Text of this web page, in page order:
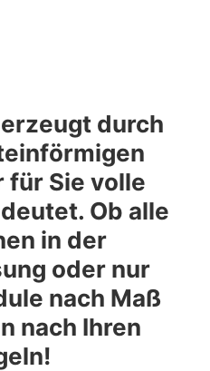
durch
für Sie volle
Ob alle
in der
oder nur
nach Maß
nach Ihren